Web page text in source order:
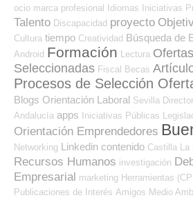
ocio marca profesional Idiomas Iniciativas
Talento Discapacidad proyecto
Cultura tiempo Creatividad Búsqueda de
Android Formación Lectura
Seleccionadas Fiscal Becas
Procesos de Selección
Blogs Orientación Laboral Sevilla
Andalucía apps Iniciativas Públicas
Orientación Emprendedores
Networking Linkedin contenido Castilla La
Recursos Humanos investigación
Empresarial marketing Herramientas
Publicaciones de Interés Amigos Medio